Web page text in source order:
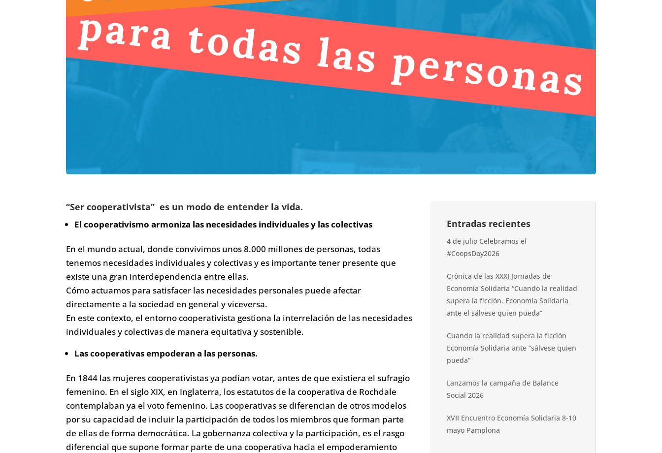
“Ser cooperativista” es un modo de entender la vida.
El cooperativismo armoniza las necesidades individuales y las colectivas
En el mundo actual, donde convivimos unos 8.000 millones de personas, todas
tenemos necesidades individuales y colectivas y es importante tener presente que
existe una gran interdependencia entre ellas.
Cómo actuamos para satisfacer las necesidades personales puede afectar
directamente a la sociedad en general y viceversa.
En este contexto, el entorno cooperativista gestiona la interrelación de las necesidades
individuales y colectivas de manera equitativa y sostenible.
Las cooperativas empoderan a las personas.
En 1844 las mujeres cooperativistas ya podían votar, antes de que existiera el sufragio
femenino. En el siglo XIX, en Inglaterra, los estatutos de la cooperativa de Rochdale
contemplaban ya el voto femenino. Las cooperativas se diferencian de otros modelos
por su capacidad de incluir la participación de todos los miembros que forman parte
de ellas de forma democrática. La gobernanza colectiva y la participación, es el rasgo
diferencial que supone formar parte de una cooperativa hacia el empoderamiento
Entradas recientes
4 de julio Celebramos el
#CoopsDay2026
Crónica de las XXXI Jornadas de
Economía Solidaria “Cuando la realidad
supera la ficción. Economía Solidaria
ante el sálvese quien pueda”
Cuando la realidad supera la ficción
Economía Solidaria ante “sálvese quien
pueda”
Lanzamos la campaña de Balance
Social 2026
XVII Encuentro Economía Solidaria 8-10
mayo Pamplona